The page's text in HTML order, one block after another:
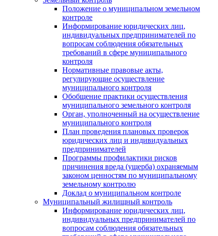
Положение о муниципальном земельном
контроле
Информирование юридических лиц,
индивидуальных предпринимателей по
вопросам соблюдения обязательных
требований в сфере муниципального
контроля
Нормативные правовые акты,
регулирующие осуществление
муниципального контроля
Обобщение практики осуществления
муниципального земельного контроля
Орган, уполноченный на осуществление
муниципального контроля
План проведения плановых проверок
юридических лиц и индивидуальных
предпринимателей
Программы профилактики рисков
причинения вреда (ущерба) охраняемым
законом ценностям по муниципальному
земельному контролю
Доклад о муниципальном контроле
Муниципальный жилищный контроль
Информирование юридических лиц,
индивидуальных предпринимателей по
вопросам соблюдения обязательных